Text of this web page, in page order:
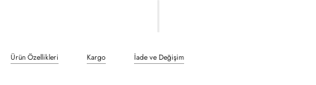
Ürün Özellikleri Kargo İade ve Değişim